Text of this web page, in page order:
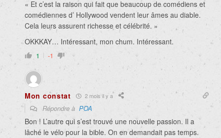
« Et c’est la raison qui fait que beaucoup de comédiens et
comédiennes d’ Hollywood vendent leur âmes au diable.
Cela leurs assurent richesse et célébrité. »
OKKKAY… Intéressant, mon chum. Intéressant.
1 -1
Mon constat 2 mois il y a
Répondre à POA
Bon ! L’autre qui s’est trouvé une nouvelle passion. Il a
lâché le vélo pour la bible. On en demandait pas temps.